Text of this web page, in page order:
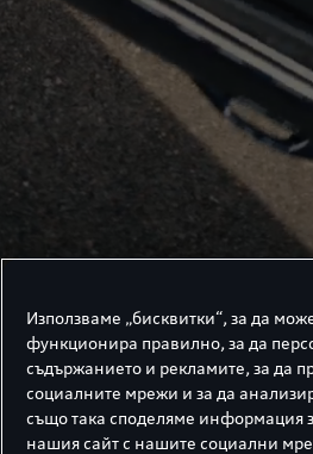
Начало
Използваме „бисквитки“, за да
функционира правилно, за да
съдържанието и рекламите, за да
социалните мрежи и за да
също така споделяме информация
нашия сайт с нашите социални